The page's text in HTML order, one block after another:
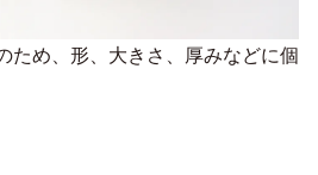
ため、形、大きさ、厚みなどに個